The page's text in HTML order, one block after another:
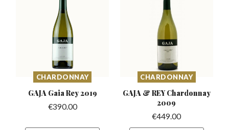
CHARDONNAY
GAJA Gaia Rey 2019
€390.00
CHARDONNAY
GAJA & REY Chardonnay
2009
€449.00